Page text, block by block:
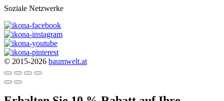
Soziale Netzwerke
© 2015-2026 baumwelt.at